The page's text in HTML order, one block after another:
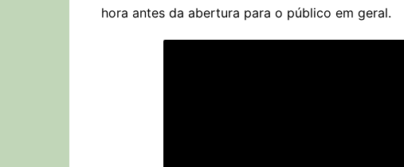
hora antes da abertura para o público em geral.